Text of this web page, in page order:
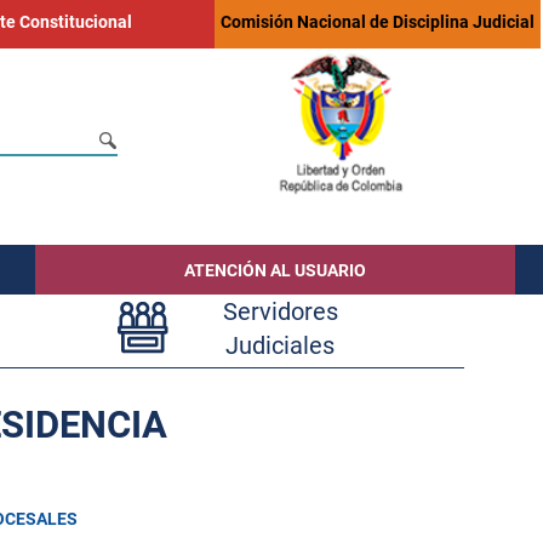
Constitucional Comisión Nacional de Disciplina Judicial
ATENCIÓN AL USUARIO
Servidores
Judiciales